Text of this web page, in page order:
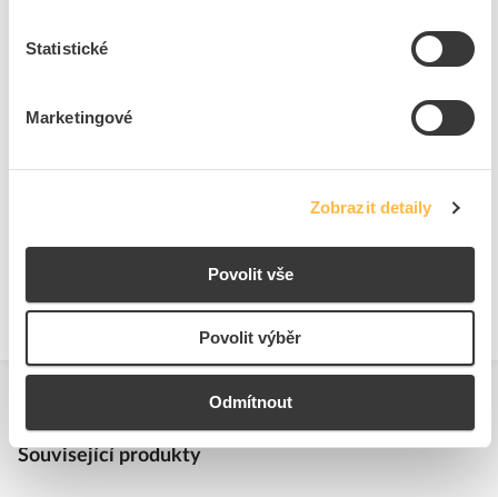
Statistické
Marketingové
Zobrazit detaily
Povolit vše
Povolit výběr
Odmítnout
Bezpečnostní dokumenty
Související produkty